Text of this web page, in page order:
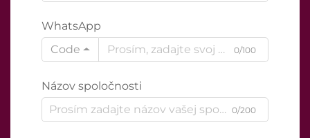
WhatsApp
Code
0/100
Názov spoločnosti
0/200